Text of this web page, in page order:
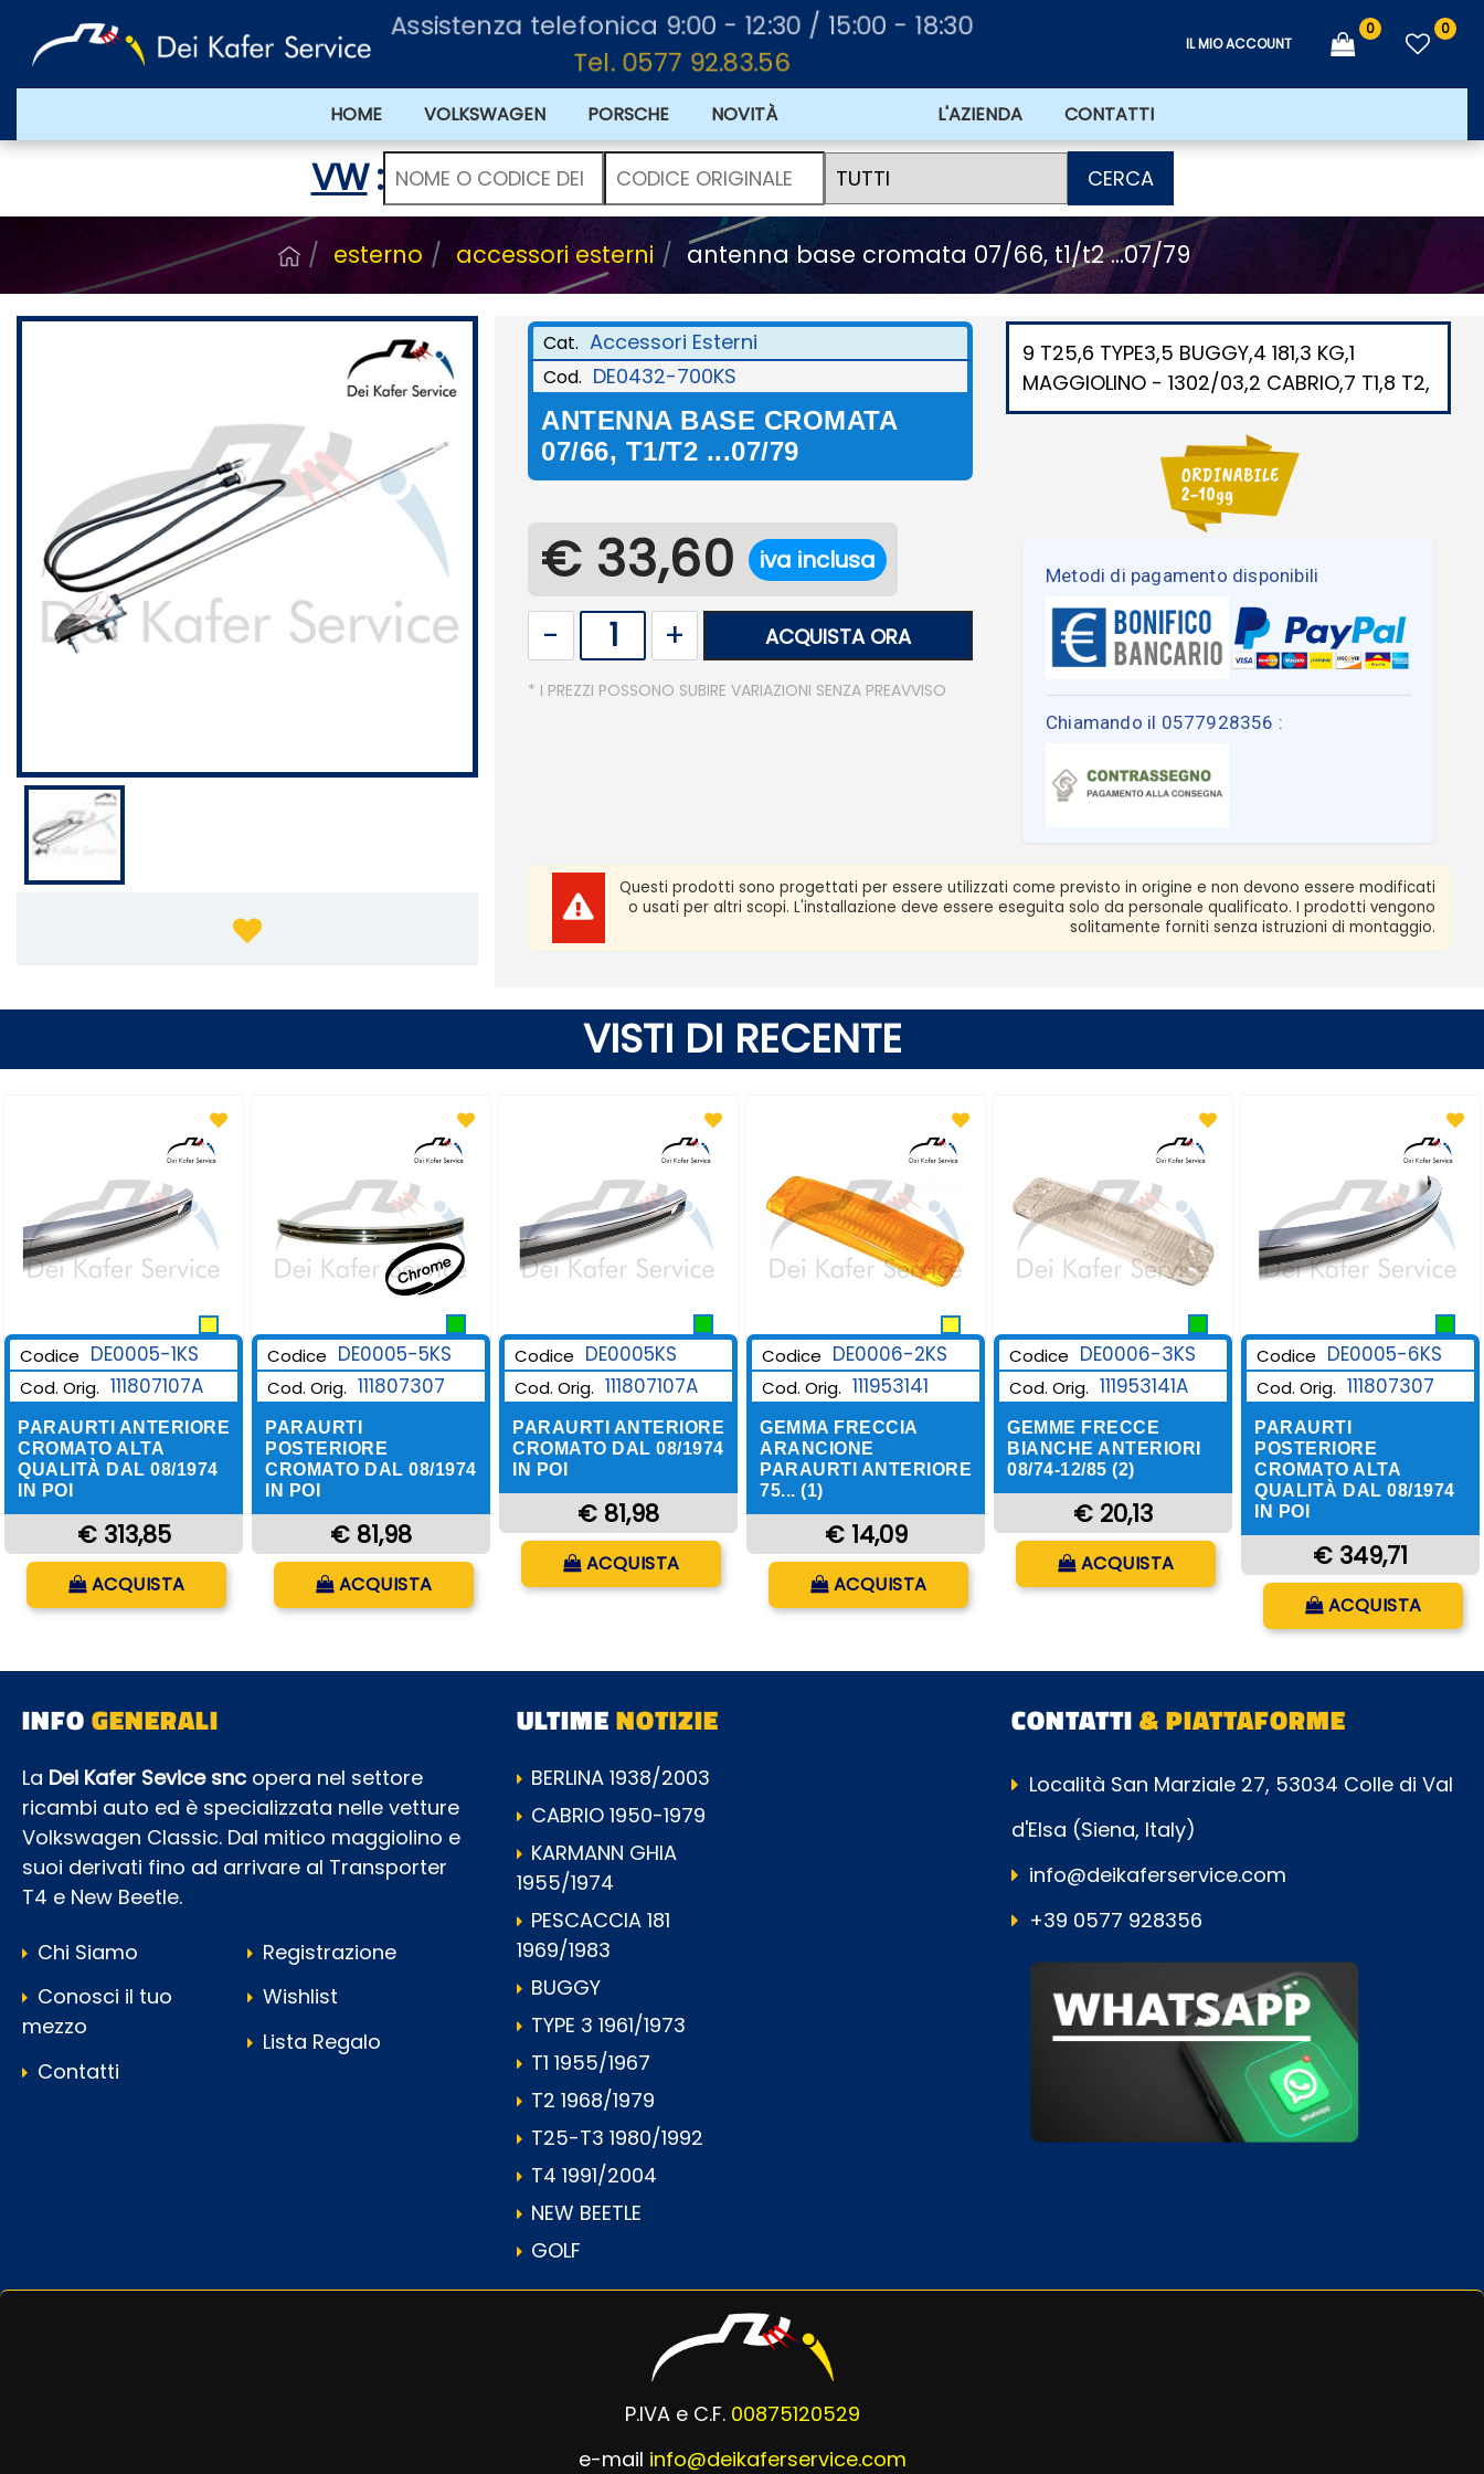
Assistenza telefonica 9:00 - 12:30 / 15:00 - 18:30
Tel. 0577 92.83.56
IL MIO ACCOUNT
0 0
HOME VOLKSWAGEN PORSCHE NOVITÀ L'AZIENDA CONTATTI
VW: CERCA
esterno accessori esterni antenna base cromata 07/66, t1/t2 ...07/79
Cat. Accessori Esterni
Cod. DE0432-700KS
ANTENNA BASE CROMATA
07/66, T1/T2 ...07/79
€ 33,60 iva inclusa
ACQUISTA ORA
* I PREZZI POSSONO SUBIRE VARIAZIONI SENZA PREAVVISO
9 T25,6 TYPE3,5 BUGGY,4 181,3 KG,1
MAGGIOLINO - 1302/03,2 CABRIO,7 T1,8 T2,
Metodi di pagamento disponibili
Chiamando il 0577928356 :
Questi prodotti sono progettati per essere utilizzati come previsto in origine e non devono essere modificati
o usati per altri scopi. L'installazione deve essere eseguita solo da personale qualificato. I prodotti vengono
solitamente forniti senza istruzioni di montaggio.
VISTI DI RECENTE
Codice DE0005-1KS
Cod. Orig. 111807107A
PARAURTI ANTERIORE
CROMATO ALTA
QUALITÀ DAL 08/1974
IN POI
€ 313,85
Quantità
ACQUISTA
Codice DE0005-5KS
Cod. Orig. 111807307
PARAURTI
POSTERIORE
CROMATO DAL 08/1974
IN POI
€ 81,98
Quantità
ACQUISTA
Codice DE0005KS
Cod. Orig. 111807107A
PARAURTI ANTERIORE
CROMATO DAL 08/1974
IN POI
€ 81,98
Quantità
ACQUISTA
Codice DE0006-2KS
Cod. Orig. 111953141
GEMMA FRECCIA
ARANCIONE
PARAURTI ANTERIORE
75... (1)
€ 14,09
Quantità
ACQUISTA
Codice DE0006-3KS
Cod. Orig. 111953141A
GEMME FRECCE
BIANCHE ANTERIORI
08/74-12/85 (2)
€ 20,13
Quantità
ACQUISTA
Codice DE0005-6KS
Cod. Orig. 111807307
PARAURTI
POSTERIORE
CROMATO ALTA
QUALITÀ DAL 08/1974
IN POI
€ 349,71
Quantità
ACQUISTA
INFOGENERALI
La Dei Kafer Sevice snc opera nel settore
ricambi auto ed è specializzata nelle vetture
Volkswagen Classic. Dal mitico maggiolino e
suoi derivati fino ad arrivare al Transporter
T4 e New Beetle.
Chi Siamo
Conosci il tuo
mezzo
Contatti
Registrazione
Wishlist
Lista Regalo
ULTIMENOTIZIE
BERLINA 1938/2003
CABRIO 1950-1979
KARMANN GHIA
1955/1974
PESCACCIA 181
1969/1983
BUGGY
TYPE 3 1961/1973
T1 1955/1967
T2 1968/1979
T25-T3 1980/1992
T4 1991/2004
NEW BEETLE
GOLF
CONTATTI& PIATTAFORME
Località San Marziale 27, 53034 Colle di Val
d'Elsa (Siena, Italy)
info@deikaferservice.com
+39 0577 928356
P.IVA e C.F. 00875120529
e-mail info@deikaferservice.com